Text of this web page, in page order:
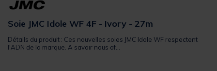
Soie JMC Idole WF 4F - Ivory - 27m
Détails du produit : Ces nouvelles soies JMC Idole WF respectent
l'ADN de la marque. A savoir nous of...